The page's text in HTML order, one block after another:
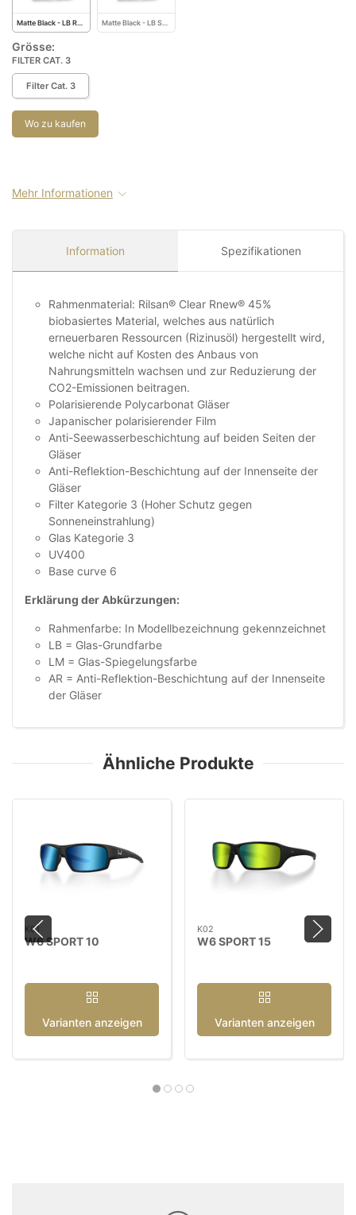
Matte Black - LB Rose AR Purple Matte Black - LB Smoke LM Silver Flash AR Blue
Grösse:
FILTER CAT. 3
Filter Cat. 3
Wo zu kaufen
Mehr Informationen
Information Spezifikationen
Rahmenmaterial: Rilsan® Clear Rnew® 45%
biobasiertes Material, welches aus natürlich
erneuerbaren Ressourcen (Rizinusöl) hergestellt wird,
welche nicht auf Kosten des Anbaus von
Nahrungsmitteln wachsen und zur Reduzierung der
CO2-Emissionen beitragen.
Polarisierende Polycarbonat Gläser
Japanischer polarisierender Film
Anti-Seewasserbeschichtung auf beiden Seiten der
Gläser
Anti-Reflektion-Beschichtung auf der Innenseite der
Gläser
Filter Kategorie 3 (Hoher Schutz gegen
Sonneneinstrahlung)
Glas Kategorie 3
UV400
Base curve 6
Erklärung der Abkürzungen:
Rahmenfarbe: In Modellbezeichnung gekennzeichnet
LB = Glas-Grundfarbe
LM = Glas-Spiegelungsfarbe
AR = Anti-Reflektion-Beschichtung auf der Innenseite
der Gläser
Ähnliche Produkte
K01
W6 SPORT 10
Varianten anzeigen
K02
W6 SPORT 15
Varianten anzeigen